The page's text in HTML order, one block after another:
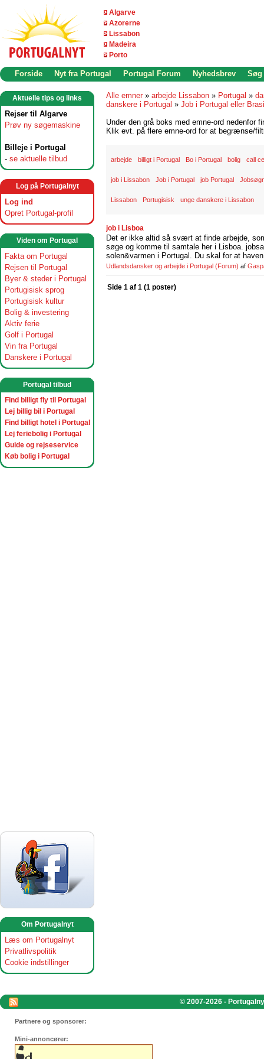
Algarve
Azorerne
Lissabon
Madeira
Porto
Forside Nyt fra Portugal Portugal Forum Nyhedsbrev Søg
Aktuelle tips og links
Rejser til Algarve
Prøv ny søgemaskine
Billeje i Portugal
- se aktuelle tilbud
Log på Portugalnyt
Log ind
Opret Portugal-profil
Viden om Portugal
Fakta om Portugal
Rejsen til Portugal
Byer & steder i Portugal
Portugisisk sprog
Portugisisk kultur
Bolig & investering
Aktiv ferie
Golf i Portugal
Vin fra Portugal
Danskere i Portugal
Portugal tilbud
Find billigt fly til Portugal
Lej billig bil i Portugal
Find billigt hotel i Portugal
Lej feriebolig i Portugal
Guide og rejseservice
Køb bolig i Portugal
Om Portugalnyt
Læs om Portugalnyt
Privatlivspolitik
Cookie indstillinger
Alle emner » arbejde Lissabon » Portugal »
danskere i Portugal » Job i Portugal eller
Under den grå boks med emne-ord nedenfor
Klik evt. på flere emne-ord for at begrænse/
arbejde billigt i Portugal Bo i Portugal bolig call
job i Lissabon Job i Portugal job Portugal
Lissabon Portugisisk unge danskere i Lissabon
job i Lisboa
Det er ikke altid så svært at finde arbejde,
søge og komme til samtale her i Lisboa.
solen&varmen i Portugal. Du skal for at
Udlandsdansker og arbejde i Portugal (Forum) af
Side 1 af 1 (1 poster)
© 2007-2026 -
Partnere og sponsorer:
Mini-annoncører: